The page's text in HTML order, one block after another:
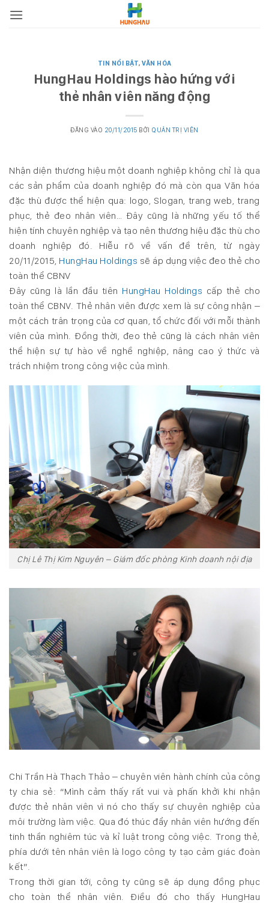
qua
TIN NỔI BẬT, VĂN HÓA
HungHau Holdings hào hứng với
thẻ nhân viên năng động
ĐĂNG VÀO 20/11/2015 BỞI QUẢN TRỊ VIÊN
Nhận diện thương hiệu một doanh nghiệp không chỉ là qua
các sản phẩm của doanh nghiệp đó mà còn qua Văn hóa
đặc thù được thể hiện qua: logo, Slogan, trang web, trang
phục, thẻ đeo nhân viên… Đây cũng là những yếu tố thể
hiện tính chuyên nghiệp và tạo nên thương hiệu đặc thù cho
doanh nghiệp đó. Hiễu rõ về vấn đề trên, từ ngày
20/11/2015, HungHau Holdings sẽ áp dụng việc đeo thẻ cho
toàn thể CBNV
Đây cũng là lần đầu tiên HungHau Holdings cấp thẻ cho
toàn thể CBNV. Thẻ nhân viên được xem là sự công nhận –
một cách trân trọng của cơ quan, tổ chức đối với mỗi thành
viên của mình. Đồng thời, đeo thẻ cũng là cách nhân viên
thể hiện sự tự hào về nghề nghiệp, nâng cao ý thức và
trách nhiệm trong công việc của mình.
Chị Lê Thị Kim Nguyên – Giám đốc phòng Kinh doanh nội địa
Chi Trần Hà Thạch Thảo – chuyên viên hành chính của công
ty chia sẻ: “Mình cảm thấy rất vui và phấn khởi khi nhận
được thẻ nhân viên vì nó cho thấy sự chuyên nghiệp của
môi trường làm việc. Qua đó thúc đẩy nhân viên hướng đến
tinh thần nghiêm túc và kỉ luật trong công việc. Trong thẻ,
phía dưới tên nhân viên là logo công ty tạo cảm giác đoàn
kết”.
Trong thời gian tới, công ty cũng sẽ áp dụng đồng phục
cho toàn thể nhân viên. Điều đó cho thấy HungHau